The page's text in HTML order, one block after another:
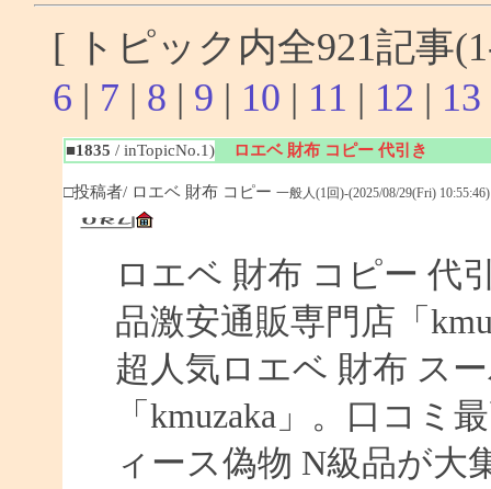
[ トピック内全921記
6 | 7 | 8 | 9 | 10 | 11 | 12 | 13
■1835 / inTopicNo.1) ロエベ 財布 コピー 代引き
□投稿者/ ロエベ 財布 コピー 一般人(1回)-(2025/08/29(Fri) 10:55:46)
ロエベ 財布 コピー 代
品激安通販専門店「
超人気ロエベ 財布 ス
「kmuzaka」。口コミ
ィース偽物 N級品が大